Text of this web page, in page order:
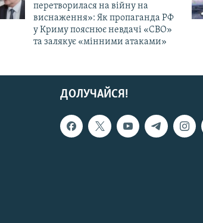
перетворилася на війну на
виснаження»: Як пропаганда РФ
у Криму пояснює невдачі «СВО»
та залякує «мінними атаками»
ДОЛУЧАЙСЯ!